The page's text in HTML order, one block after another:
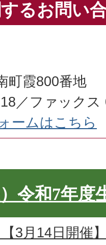
るお問い
町霞800番地
／ファックス
ームはこちら
令和7年度
3月14日開催